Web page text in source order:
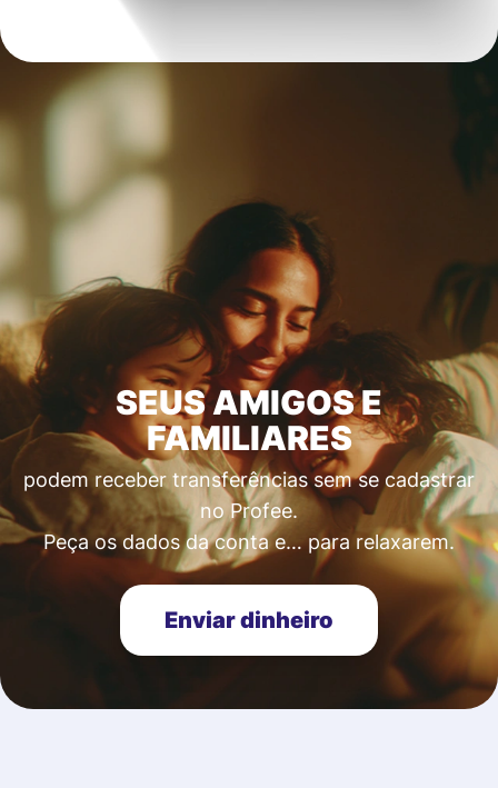
SEUS AMIGOS E
FAMILIARES
podem receber transferências sem se cadastrar
no Profee.
Peça os dados da conta e… para relaxarem.
Enviar dinheiro